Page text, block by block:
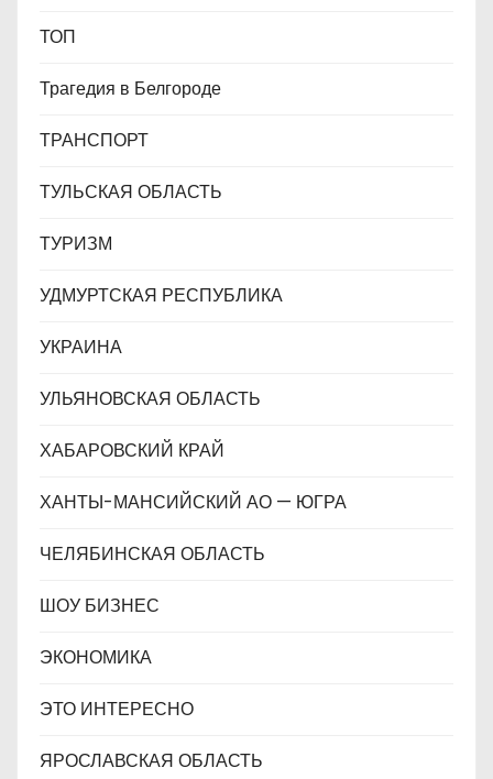
ТОП
Трагедия в Белгороде
ТРАНСПОРТ
ТУЛЬСКАЯ ОБЛАСТЬ
ТУРИЗМ
УДМУРТСКАЯ РЕСПУБЛИКА
УКРАИНА
УЛЬЯНОВСКАЯ ОБЛАСТЬ
ХАБАРОВСКИЙ КРАЙ
ХАНТЫ-МАНСИЙСКИЙ АО — ЮГРА
ЧЕЛЯБИНСКАЯ ОБЛАСТЬ
ШОУ БИЗНЕС
ЭКОНОМИКА
ЭТО ИНТЕРЕСНО
ЯРОСЛАВСКАЯ ОБЛАСТЬ